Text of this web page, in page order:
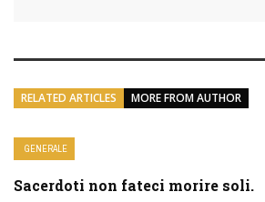
RELATED ARTICLES MORE FROM AUTHOR
GENERALE
Sacerdoti non fateci morire soli.